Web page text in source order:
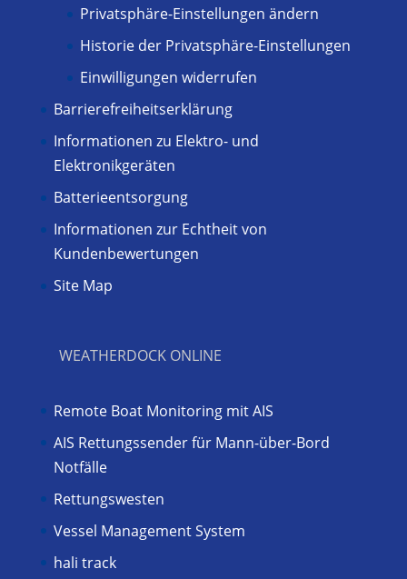
Privatsphäre-Einstellungen ändern
Historie der Privatsphäre-Einstellungen
Einwilligungen widerrufen
Barrierefreiheitserklärung
Informationen zu Elektro- und
Elektronikgeräten
Batterieentsorgung
Informationen zur Echtheit von
Kundenbewertungen
Site Map
WEATHERDOCK ONLINE
Remote Boat Monitoring mit AIS
AIS Rettungssender für Mann-über-Bord
Notfälle
Rettungswesten
Vessel Management System
hali track